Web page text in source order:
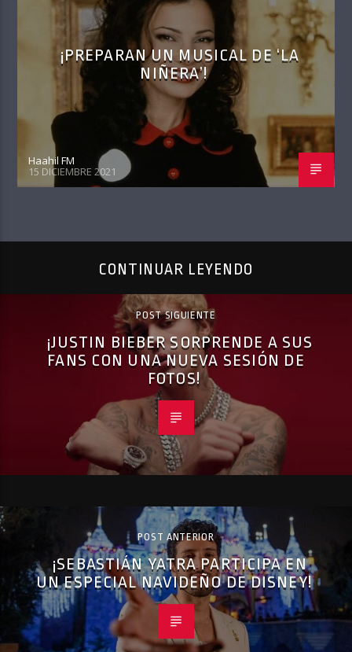
¡PREPARAN UN MUSICAL DE ‘LA
NIÑERA’!
Haahil FM
15 DICIEMBRE 2021
CONTINUAR LEYENDO
POST SIGUIENTE
¡JUSTIN BIEBER SORPRENDE A SUS
FANS CON UNA NUEVA SESIÓN DE
FOTOS!
POST ANTERIOR
¡SEBASTIÁN YATRA PARTICIPA EN
UN ESPECIAL NAVIDEÑO DE DISNEY!